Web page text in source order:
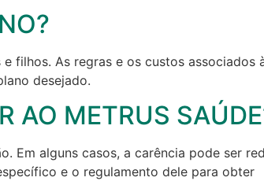
filhos. As regras e os custos associados
desejado.
AO METRUS
Em alguns casos, a carência pode ser
e o regulamento dele para obter